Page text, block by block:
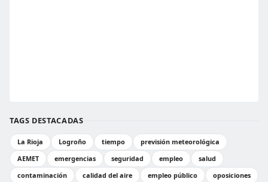
TAGS DESTACADAS
La Rioja Logroño tiempo
previsión meteorológica
AEMET
emergencias seguridad empleo
salud
contaminación
calidad del aire empleo público
oposiciones